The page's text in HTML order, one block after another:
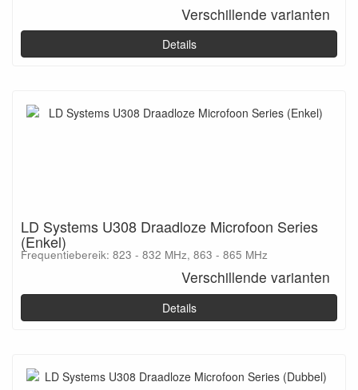
Verschillende varianten
Details
LD Systems U308 Draadloze Microfoon Series
(Enkel)
Frequentiebereik: 823 - 832 MHz, 863 - 865 MHz
Verschillende varianten
Details